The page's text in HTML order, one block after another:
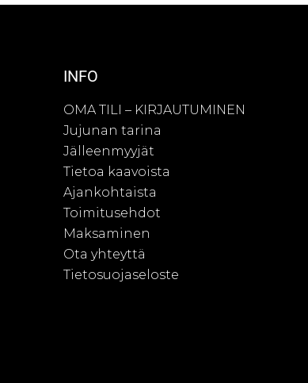
INFO
OMA TILI – KIRJAUTUMINEN
Jujunan tarina
Jälleenmyyjät
Tietoa kaavoista
Ajankohtaista
Toimitusehdot
Maksaminen
Ota yhteyttä
Tietosuojaseloste